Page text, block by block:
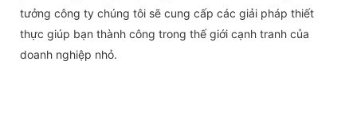
tưởng công ty chúng tôi sẽ cung cấp các giải pháp thiết
thực giúp bạn thành công trong thế giới cạnh tranh của
doanh nghiệp nhỏ.